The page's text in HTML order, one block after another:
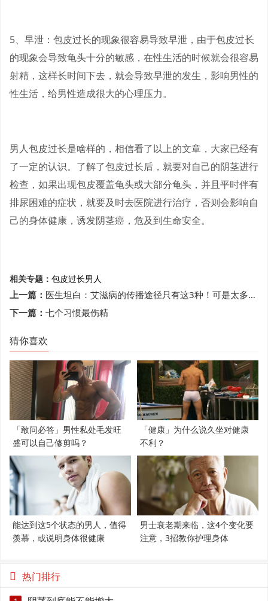
5、早泄：包皮过长的现象很容易导致早泄，由于包皮过长
的现象会导致龟头十分的敏感，在性生活的时候就会很容易
射精，这样长时间下去，就会导致早泄的发生，影响男性的
性生活，给男性造成很大的心理压力。
男人包皮过长是啥样的，相信看了以上的文章，大家已经有
了一定的认识。了解了包皮过长后，就要对自己的阴茎进行
检查，如果出现包皮覆盖龟头或大部分龟头，并且平时伴有
排尿困难的症状，就要及时去医院进行治疗，否则会影响自
己的身体健康，诱发阴茎癌，危及到生命安全。
相关专题： 包皮过长男人
上一篇： 医生坦白：艾滋病的传播途径只有这3种！可是太多人搞混了
下一篇： 七个习惯最伤精
猜你喜欢
「敢问必答」男性私处毛发旺
盛可以自己修剪吗？
「健康」为什么说久坐对健康
不利？
能达到这5个状态的男人，值得
羡慕，或说明身体很健康
男士衰老期来临，这4个变化要
注意，3招教你护理身体
热门排行